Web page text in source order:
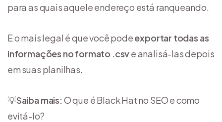
para as quais aquele endereço está ranqueando.
E o mais legal é que você podeexportar todas as
informações no formato .csve analisá-las depois
em suas planilhas.
💡Saiba mais: O que é Black Hat no SEO e como
evitá-lo?